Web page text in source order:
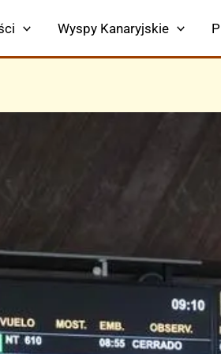
Wyspy Kanaryjskie